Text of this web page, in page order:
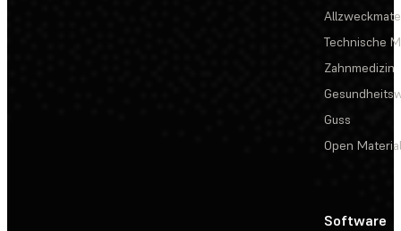
Technische
Zahnmedizin
Guss
Open
Software